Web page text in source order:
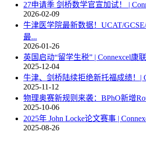
27申请季 剑桥数学官宣加试！ |
2026-02-09
牛津医学院最新数据！UCAT/
最...
2026-01-26
英国启动“留学生税” | Connexcel康
2025-12-04
牛津、剑桥陆续拒绝新托福成绩！|
2025-11-12
物理奥赛新规则来袭：BPhO新增
2025-10-06
2025年 John Locke论文赛事 |
2025-08-26